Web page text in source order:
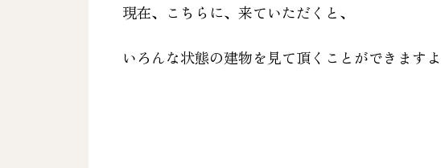
現在、こちらに、来ていただくと、
いろんな状態の建物を 見て頂くことができますよ